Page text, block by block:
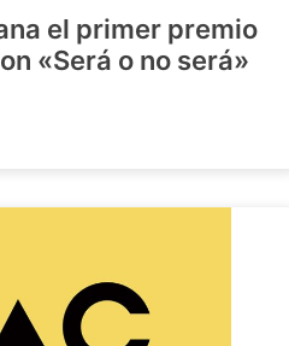
el primer premio
«Será o no será»